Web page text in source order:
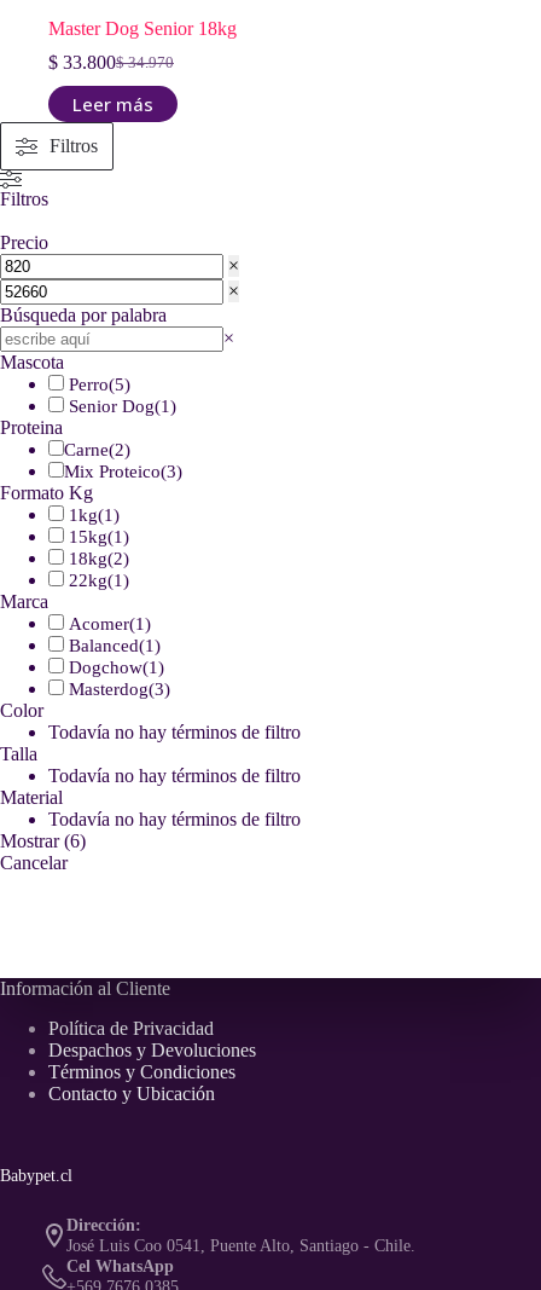
Master Dog Senior 18kg
$34.970
El
precio
original
$ 33.800El
precio
actual
Leer más
Filtros
Filtros
Precio
×
×
Búsqueda por palabra
Buscar
×
Mascota
Perro(5)
Senior Dog(1)
Proteina
Carne(2)
Mix Proteico(3)
Formato Kg
1kg(1)
15kg(1)
18kg(2)
22kg(1)
Marca
Acomer(1)
Balanced(1)
Dogchow(1)
Masterdog(3)
Color
Todavía no hay términos de filtro
Talla
Todavía no hay términos de filtro
Material
Todavía no hay términos de filtro
Mostrar(6)
Cancelar
Información al Cliente
Política de Privacidad
Despachos y Devoluciones
Términos y Condiciones
Contacto y Ubicación
Babypet.cl
Dirección:
José Luis Coo 0541, Puente Alto, Santiago - Chile.
Cel WhatsApp